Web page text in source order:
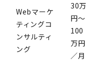
Webマーケ
ティングコ
ンサルティ
ング
30万
円～
100
万円
／月